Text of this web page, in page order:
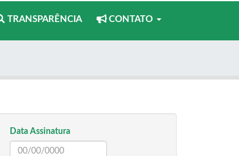
TRANSPARÊNCIA CONTATO
Data Assinatura